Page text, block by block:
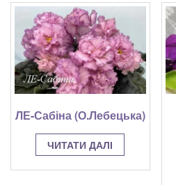
ЛЕ-Сабіна (О.Лебецька)
ЧИТАТИ ДАЛІ